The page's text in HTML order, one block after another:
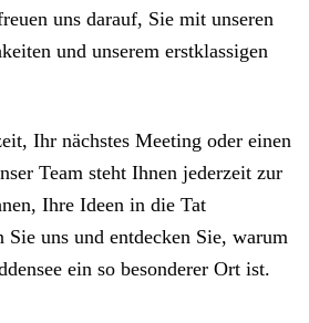
uns darauf, Sie mit unseren
und unserem erstklassigen
Ihr nächstes Meeting oder einen
Team steht Ihnen jederzeit zur
Ihre Ideen in die Tat
Sie uns und entdecken Sie, warum
ein so besonderer Ort ist.